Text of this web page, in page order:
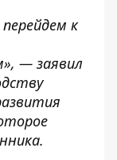
к
— заявил